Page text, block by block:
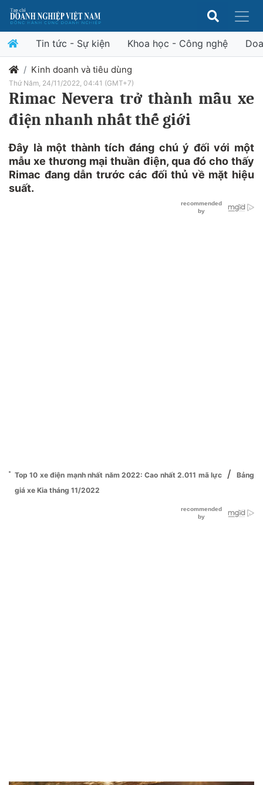
Tin tức - Sự kiện Khoa học - Công nghệ
Kinh doanh và tiêu dùng
Thứ Năm, 24/11/2022, 04:41 (GMT+7)
Rimac Nevera trở thành mẫu xe
điện nhanh nhất thế giới
Đây là một thành tích đáng chú ý đối với một
mẫu xe thương mại thuần điện, qua đó cho thấy
Rimac đang dẫn trước các đối thủ về mặt hiệu
suất.
Top 10 xe điện mạnh nhất năm 2022: Cao nhất 2.011 mã lực /
Bảng
giá xe Kia tháng 11/2022